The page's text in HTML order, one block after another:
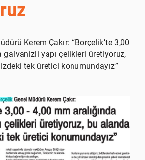
Kerem Çakır: “Borçelik’te 3,00
galvanizli yapı çelikleri üretiyoruz,
tek üretici konumundayız”